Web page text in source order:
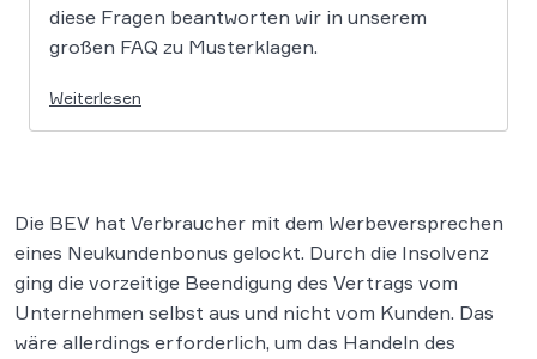
diese Fragen beantworten wir in unserem
großen FAQ zu Musterklagen.
Weiterlesen
Die BEV hat Verbraucher mit dem Werbeversprechen
eines Neukundenbonus gelockt. Durch die Insolvenz
ging die vorzeitige Beendigung des Vertrags vom
Unternehmen selbst aus und nicht vom Kunden. Das
wäre allerdings erforderlich, um das Handeln des